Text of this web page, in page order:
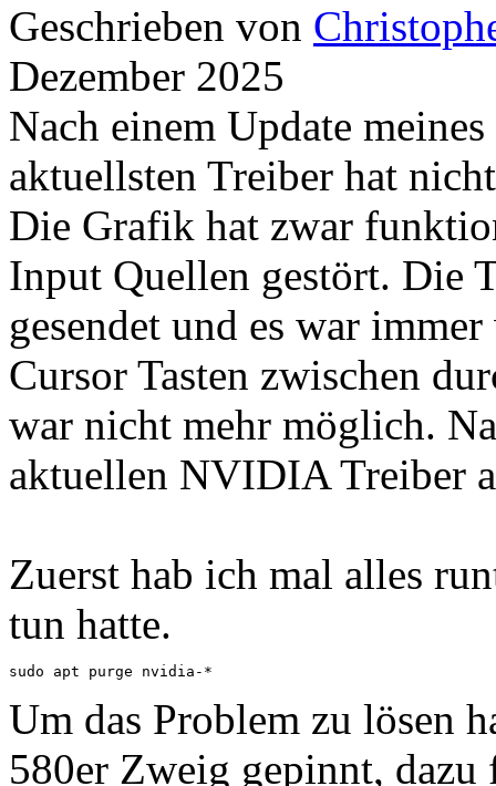
Geschrieben von
Dezember 2025
Nach einem Update
aktuellsten Treiber hat
Die Grafik hat zwar
Input Quellen gestört. Die
gesendet und es war
Cursor Tasten zwischen
war nicht mehr möglich.
aktuellen NVIDIA Treiber
Zuerst hab ich mal alles
tun hatte.
sudo apt purge nvidia-*
Um das Problem zu lösen
580er Zweig gepinnt, dazu